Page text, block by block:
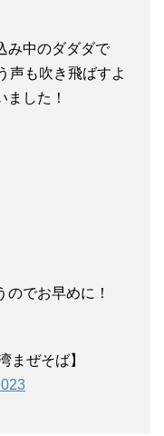
み中のダダダで
声も吹き飛ばすよ
ました！
でお早めに！
まぜそば】